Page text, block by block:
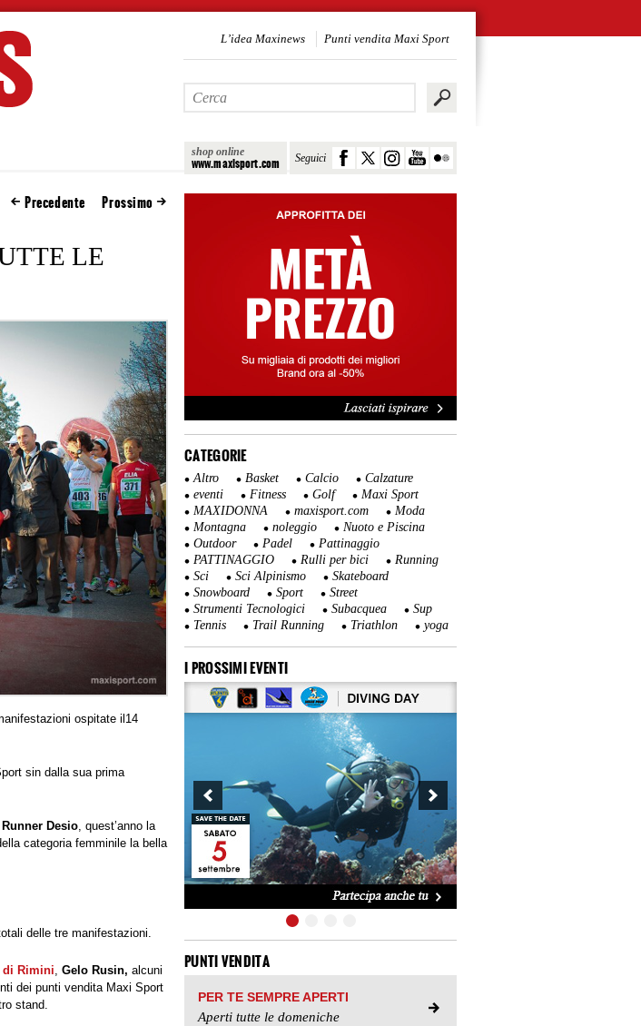
shop online
www.maxisport.com Seguici
L’idea Maxinews Punti vendita Maxi Sport
Precedente Prossimo
LE
ospitate il14
sin dalla sua prima
Runner Desio, quest’anno la
categoria femminile la bella
delle tre manifestazioni.
di Rimini Gelo Rusin, alcuni
dei punti vendita Maxi Sport
stand.
CATEGORIE
Altro Basket Calcio
Calzature
eventi
Fitness Golf
Maxi Sport
MAXIDONNA
maxisport.com
Moda
Montagna
noleggio
Nuoto e Piscina
Outdoor
Padel
Pattinaggio
PATTINAGGIO
Rulli per bici
Running
Sci
Sci Alpinismo
Skateboard
Snowboard
Sport
Street
Strumenti Tecnologici
Subacquea
Sup
Tennis
Trail Running Triathlon yoga
I PROSSIMI EVENTI
PUNTI VENDITA
PER TE SEMPRE APERTI
Aperti tutte le domeniche